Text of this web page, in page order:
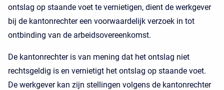
ontslag op staande voet te vernietigen, dient de werkgever
bij de kantonrechter een voorwaardelijk verzoek in tot
ontbinding van de arbeidsovereenkomst.
De kantonrechter is van mening dat het ontslag niet
rechtsgeldig is en vernietigt het ontslag op staande voet.
De werkgever kan zijn stellingen volgens de kantonrechter